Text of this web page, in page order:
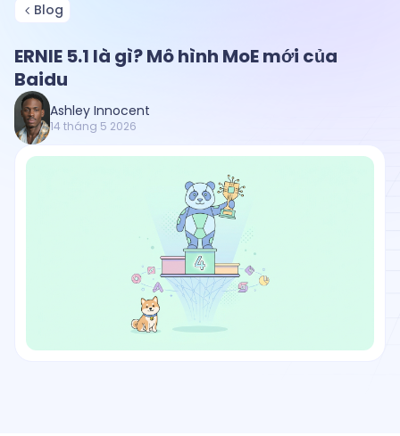
Blog
ERNIE 5.1 là gì? Mô hình MoE mới của
Baidu
Ashley Innocent
14 tháng 5 2026